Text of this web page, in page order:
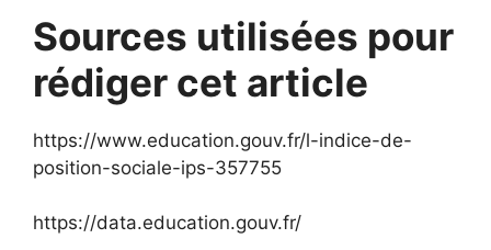
Sources utilisées pour
rédiger cet article
https://www.education.gouv.fr/l-indice-de-
position-sociale-ips-357755
https://data.education.gouv.fr/